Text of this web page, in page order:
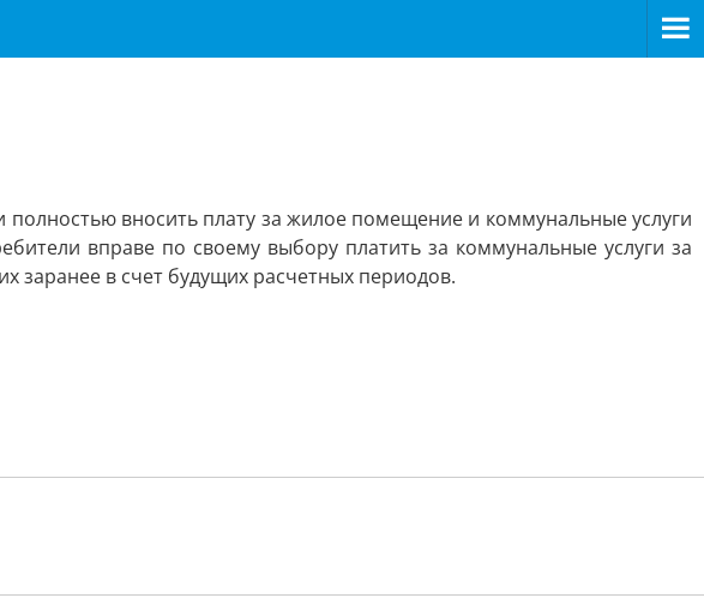
вносить плату за жилое помещение и коммунальные услуги
вправе по своему выбору платить за коммунальные услуги за
заранее в счет будущих расчетных периодов.